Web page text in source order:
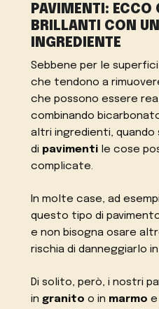
PAVIMENTI: ECCO
BRILLANTI CON
INGREDIENTE
Sebbene per le
che tendono a
che possono essere
combinando
altri ingredienti,
di pavimenti le cose
complicate.
In molte case, ad
questo tipo di
e non bisogna osare
rischia di danneggiarlo
Di solito, però, i nostri
in granito o in marmo e